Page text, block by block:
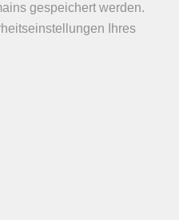
gespeichert werden.
Ihres